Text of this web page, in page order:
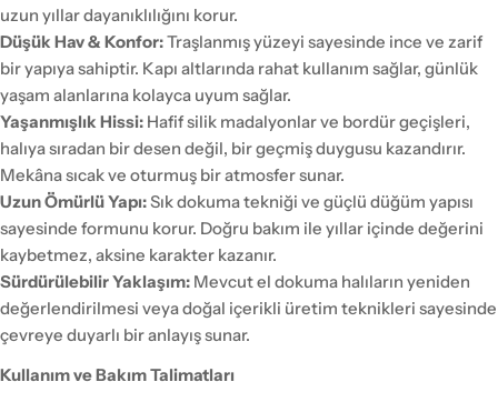
uzun yıllar dayanıklılığını korur.
Düşük Hav & Konfor:Traşlanmış yüzeyi sayesinde ince ve zarif
bir yapıya sahiptir. Kapı altlarında rahat kullanım sağlar, günlük
yaşam alanlarına kolayca uyum sağlar.
Yaşanmışlık Hissi: Hafif silik madalyonlar ve bordür geçişleri,
halıya sıradan bir desen değil, bir geçmiş duygusu kazandırır.
Mekâna sıcak ve oturmuş bir atmosfer sunar.
Uzun Ömürlü Yapı:Sık dokuma tekniği ve güçlü düğüm yapısı
sayesinde formunu korur. Doğru bakım ile yıllar içinde değerini
kaybetmez, aksine karakter kazanır.
Sürdürülebilir Yaklaşım: Mevcut el dokuma halıların yeniden
değerlendirilmesi veya doğal içerikli üretim teknikleri sayesinde
çevreye duyarlı bir anlayış sunar.
Kullanım ve Bakım Talimatları